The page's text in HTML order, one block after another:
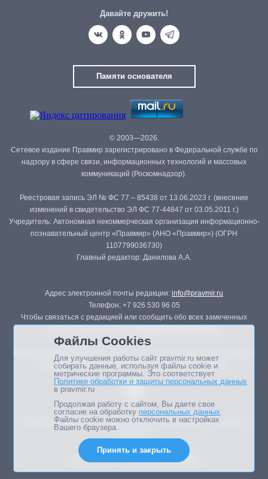
Давайте дружить!
Памяти основателя
© 2003—2026.
Сетевое издание Правмир зарегистрировано в Федеральной службе по
надзору в сфере связи, информационных технологий и массовых
коммуникаций (Роскомнадзор).
Реестровая запись ЭЛ № ФС 77 – 85438 от 13.06.2023 г. (внесение
изменений в свидетельство ЭЛ ФС 77-44847 от 03.05.2011 г.)
Учредитель: Автономная некоммерческая организация информационно-
познавательный центр «Правмир» (АНО «Правмир») (ОГРН
1107799036730)
Главный редактор: Данилова А.А.
Адрес электронной почты редакции: info@pravmir.ru
Телефон: +7 926 530 96 05
Чтобы связаться с редакцией или сообщить обо всех замеченных
Републикация материалов сайта в печатных изданиях (книгах, прессе)
возможна только с письменного разрешения редакции.
Мнение авторов статей портала может не совпадать с позицией
Дизайн сайта -
Файлы Cookies
Для улучшения работы сайт pravmir.ru может
собирать данные, используя файлы cookie и
метрические программы. Это соответствует
Политике обработки и защиты персональных данных
в pravmir.ru
Продолжая работу с сайтом, Вы даете свое
согласие на обработку персональных данных.
Файлы cookie можно отключить в настройках
Вашего браузера.
Принять и закрыть